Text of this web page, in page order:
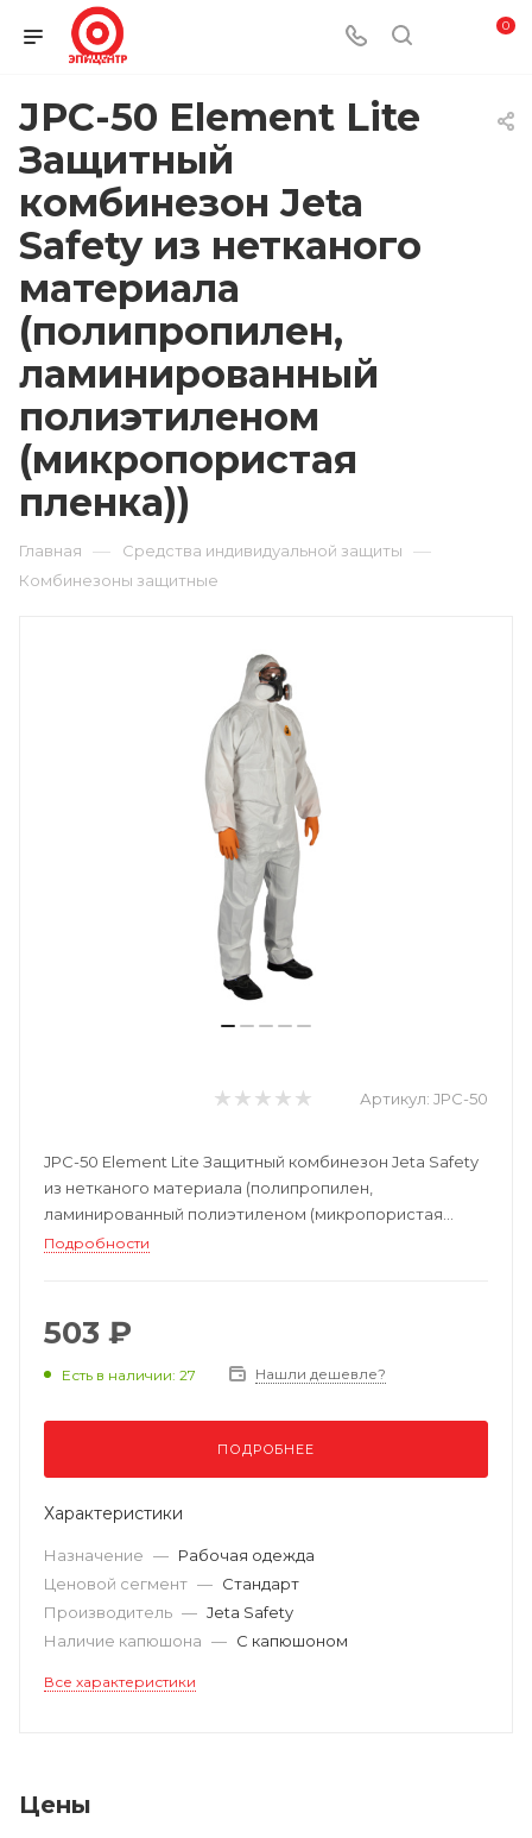
0
JPC-50 Element Lite
Защитный
комбинезон Jeta
Safety из нетканого
материала
(полипропилен,
ламинированный
полиэтиленом
(микропористая
пленка))
Главная — Средства индивидуальной защиты —
Комбинезоны защитные
Артикул: JPC-50
JPC-50 Element Lite Защитный комбинезон Jeta Safety
из нетканого материала (полипропилен,
ламинированный полиэтиленом (микропористая
пленка))
Подробности
503 ₽
Есть в наличии: 27 Нашли дешевле?
ПОДРОБНЕЕ
Характеристики
Назначение — Рабочая одежда
Ценовой сегмент — Стандарт
Производитель — Jeta Safety
Наличие капюшона — С капюшоном
Все характеристики
Цены